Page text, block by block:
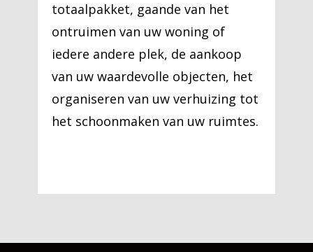
totaalpakket, gaande van het
ontruimen van uw woning of
iedere andere plek, de aankoop
van uw waardevolle objecten, het
organiseren van uw verhuizing tot
het schoonmaken van uw ruimtes.